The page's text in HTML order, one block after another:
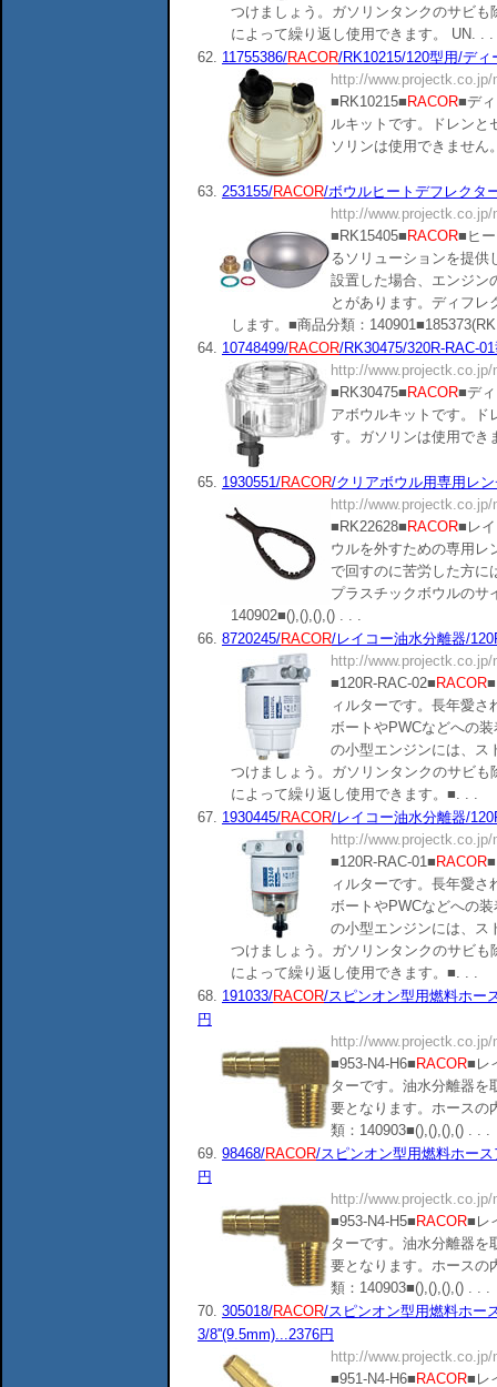
つけましょう。ガソリンタンクのサビ
によって繰り返し使用できます。 UN. . .
62. 11755386/RACOR/RK10215/120型用/デ
http://
■RK10215■ RACOR■デ
ルキットです。ドレンと
ソリンは使用できませ
63. 253155/RACOR/ボウルヒートデフレクタ
http://
■RK15405■ RACOR■ヒ
るソリューションを提供
設置した場合、エンジン
とがあります。ディフレ
します。■商品分類：
64. 10748499/RACOR/RK30475/320R-RAC-
http://
■RK30475■ RACOR■デ
アボウルキットです。ド
す。ガソリンは使用でき
65. 1930551/RACOR/クリアボウル用専用レ
http://
■RK22628■ RACOR■レ
ウルを外すための専用レ
で回すのに苦労した方に
プラスチックボウルのサ
140902■(),(),(),() . . .
66. 8720245/RACOR/レイコー油水分離器/
http://
■120R-RAC-02■ RACOR■
ィルターです。長年愛
ボートやPWCなどへの
の小型エンジンには、ス
つけましょう。ガソリンタンクのサビ
によって繰り返し使用できます。■. . .
67. 1930445/RACOR/レイコー油水分離器/
http://
■120R-RAC-01■ RACOR■
ィルターです。長年愛
ボートやPWCなどへの
の小型エンジンには、ス
つけましょう。ガソリンタンクのサビ
によって繰り返し使用できます。■. . .
68. 191033/RACOR/スピンオン型用燃料ホー
円
http://
■953-N4-H6■ RACOR■レ
ターです。油水分離器を
要となります。ホースの
類：140903■(),(),(),() . . .
69. 98468/RACOR/スピンオン型用燃料ホー
円
http://
■953-N4-H5■ RACOR■レ
ターです。油水分離器を
要となります。ホースの
類：140903■(),(),(),() . . .
70. 305018/RACOR/スピンオン型用燃料ホー
3/8''(9.5mm)...2376円
http://
■951-N4-H6■ RACOR■レ